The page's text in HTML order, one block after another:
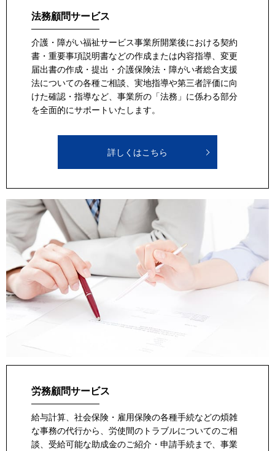
法務顧問サービス
介護・障がい福祉サービス事業所開業後における契約
書・重要事項説明書などの作成または内容指導、変更
届出書の作成・提出・介護保険法・障がい者総合支援
法についての各種ご相談、実地指導や第三者評価に向
けた確認・指導など、事業所の「法務」に係わる部分
を全面的にサポートいたします。
詳しくはこちら
労務顧問サービス
給与計算、社会保険・雇用保険の各種手続などの煩雑
な事務の代行から、労使間のトラブルについてのご相
談、受給可能な助成金のご紹介・申請手続まで、事業